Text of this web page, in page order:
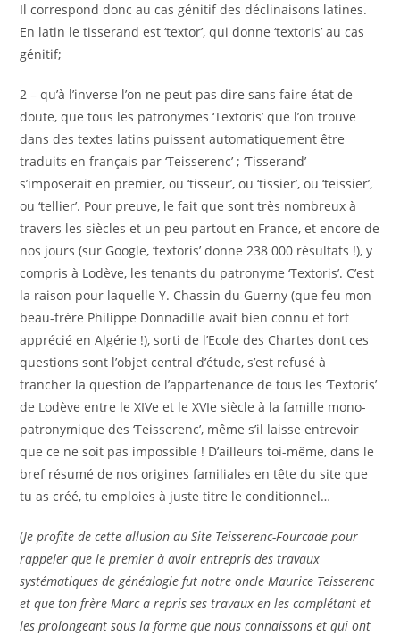
Il correspond donc au cas génitif des déclinaisons latines.
En latin le tisserand est ‘textor’, qui donne ‘textoris’ au cas
génitif;
2 – qu’à l’inverse l’on ne peut pas dire sans faire état de
doute, que tous les patronymes ‘Textoris’ que l’on trouve
dans des textes latins puissent automatiquement être
traduits en français par ‘Teisserenc’ ; ‘Tisserand’
s’imposerait en premier, ou ‘tisseur’, ou ‘tissier’, ou ‘teissier’,
ou ‘tellier’. Pour preuve, le fait que sont très nombreux à
travers les siècles et un peu partout en France, et encore de
nos jours (sur Google, ‘textoris’ donne 238 000 résultats !), y
compris à Lodève, les tenants du patronyme ‘Textoris’. C’est
la raison pour laquelle Y. Chassin du Guerny (que feu mon
beau-frère Philippe Donnadille avait bien connu et fort
apprécié en Algérie !), sorti de l’Ecole des Chartes dont ces
questions sont l’objet central d’étude, s’est refusé à
trancher la question de l’appartenance de tous les ‘Textoris’
de Lodève entre le XIVe et le XVIe siècle à la famille mono-
patronymique des ‘Teisserenc’, même s’il laisse entrevoir
que ce ne soit pas impossible ! D’ailleurs toi-même, dans le
bref résumé de nos origines familiales en tête du site que
tu as créé, tu emploies à juste titre le conditionnel…
(Je profite de cette allusion au Site Teisserenc-Fourcade pour
rappeler que le premier à avoir entrepris des travaux
systématiques de généalogie fut notre oncle Maurice Teisserenc
et que ton frère Marc a repris ses travaux en les complétant et
les prolongeant sous la forme que nous connaissons et qui ont